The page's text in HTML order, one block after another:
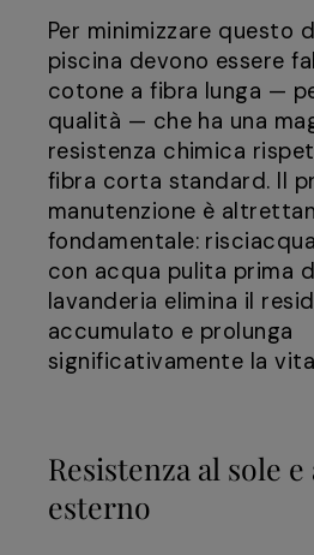
Per minimizzare questo
piscina devono essere
cotone a fibra lunga —
qualità — che ha una
resistenza chimica
fibra corta standard. Il
manutenzione è
fondamentale:
con acqua pulita prima
lavanderia elimina il
accumulato e prolunga
significativamente la
Resistenza al sole
esterno